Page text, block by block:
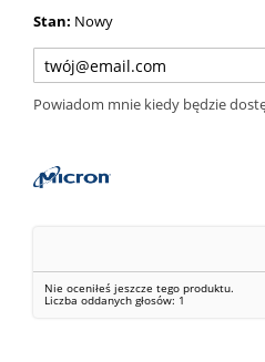
Stan: Nowy
Powiadom mnie kiedy będzie
Nie oceniłeś jeszcze tego produktu.
Liczba oddanych głosów: 1